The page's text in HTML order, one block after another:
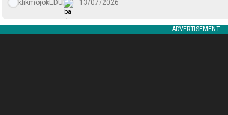
klikmojokEDU 13/07/2026